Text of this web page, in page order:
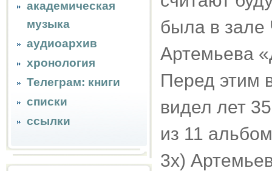
академическая
музыка
аудиоархив
хронология
Телеграм: книги
списки
ссылки
была в зале
Артемьева
Перед этим
видел лет
из 11
3х)